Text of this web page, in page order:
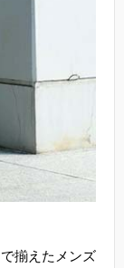
揃えたメンズ